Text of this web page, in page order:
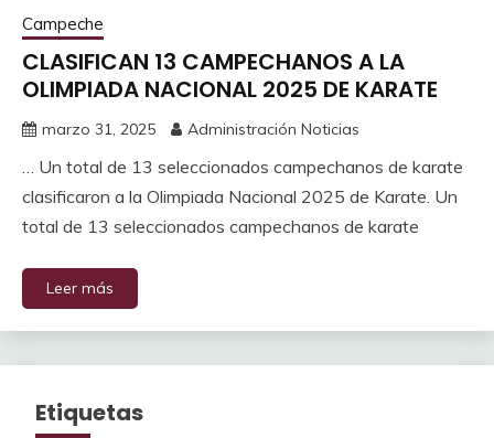
Campeche
CLASIFICAN 13 CAMPECHANOS A LA
OLIMPIADA NACIONAL 2025 DE KARATE
marzo 31, 2025 Administración Noticias
… Un total de 13 seleccionados campechanos de karate
clasificaron a la Olimpiada Nacional 2025 de Karate. Un
total de 13 seleccionados campechanos de karate
Leer más
Etiquetas